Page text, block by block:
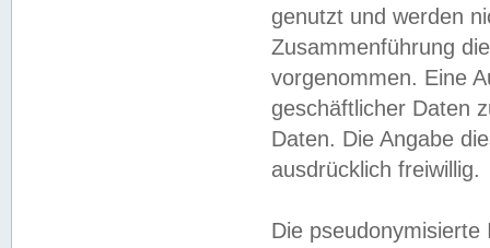
genutzt und werden
Zusammenführung
vorgenommen. Eine
geschäftlicher Daten
Daten. Die Angabe
ausdrücklich freiwillig.
Die